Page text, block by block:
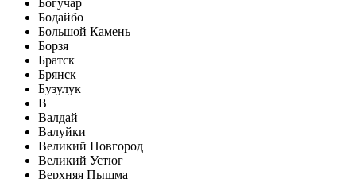
Бодайбо
Большой Камень
Борзя
Братск
Брянск
Бузулук
В
Валдай
Валуйки
Великий Новгород
Великий Устюг
Верхняя Пышма